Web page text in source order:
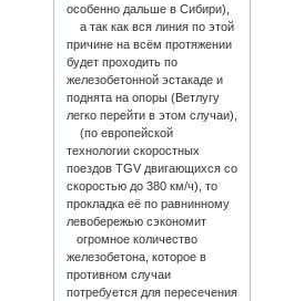
особенно дальше в Сибири),
а так как вся линия по этой
причине на всём протяжении
будет проходить по
железобетонной эстакаде и
поднята на опоры (Ветлугу
легко перейти в этом случаи),
(по европейской
технологии скоростных
поездов TGV двигающихся со
скоростью до 380 км/ч), то
прокладка её по равнинному
левобережью сэкономит
огромное количество
железобетона, которое в
противном случаи
потребуется для пересечения